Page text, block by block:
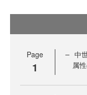
Page
1
中
属